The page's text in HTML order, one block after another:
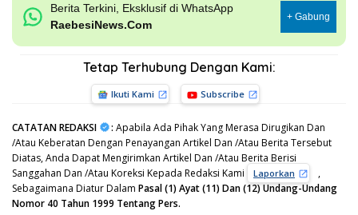
Berita Terkini, Eksklusif di WhatsApp
RaebesiNews.Com
+ Gabung
Tetap Terhubung Dengan Kami:
Ikuti Kami Subscribe
CATATAN REDAKSI : Apabila Ada Pihak Yang Merasa Dirugikan Dan
/Atau Keberatan Dengan Penayangan Artikel Dan /Atau Berita Tersebut
Diatas, Anda Dapat Mengirimkan Artikel Dan /Atau Berita Berisi
Sanggahan Dan /Atau Koreksi Kepada Redaksi Kami
Laporkan
,
Sebagaimana Diatur Dalam Pasal (1) Ayat (11) Dan (12) Undang-Undang
Nomor 40 Tahun 1999 Tentang Pers.